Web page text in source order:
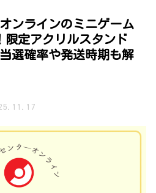
ンラインのミニゲーム
限定アクリルスタンド
選確率や発送時期も解